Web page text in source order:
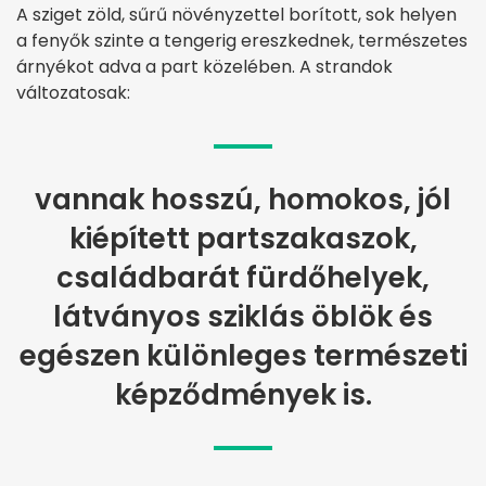
A sziget zöld, sűrű növényzettel borított, sok helyen
a fenyők szinte a tengerig ereszkednek, természetes
árnyékot adva a part közelében. A strandok
változatosak:
vannak hosszú, homokos, jól
kiépített partszakaszok,
családbarát fürdőhelyek,
látványos sziklás öblök és
egészen különleges természeti
képződmények is.